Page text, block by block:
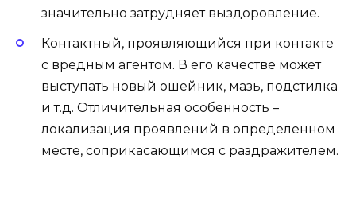
значительно затрудняет выздоровление.
Контактный, проявляющийся при контакте
с вредным агентом. В его качестве может
выступать новый ошейник, мазь, подстилка
и т.д. Отличительная особенность –
локализация проявлений в определенном
месте, соприкасающимся с раздражителем.